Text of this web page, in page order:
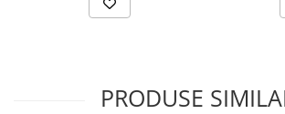
Instrumente de scris
PRODUSE